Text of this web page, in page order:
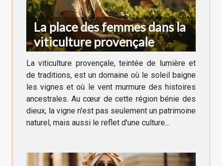
La place des femmes dans la
viticulture provençale
La viticulture provençale, teintée de lumière et
de traditions, est un domaine où le soleil baigne
les vignes et où le vent murmure des histoires
ancestrales. Au cœur de cette région bénie des
dieux, la vigne n'est pas seulement un patrimoine
naturel, mais aussi le reflet d'une culture...